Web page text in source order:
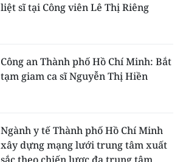
liệt sĩ tại Công viên Lê Thị Riêng
Công an Thành phố Hồ Chí Minh: Bắt
tạm giam ca sĩ Nguyễn Thị Hiền
Ngành y tế Thành phố Hồ Chí Minh
xây dựng mạng lưới trung tâm xuất